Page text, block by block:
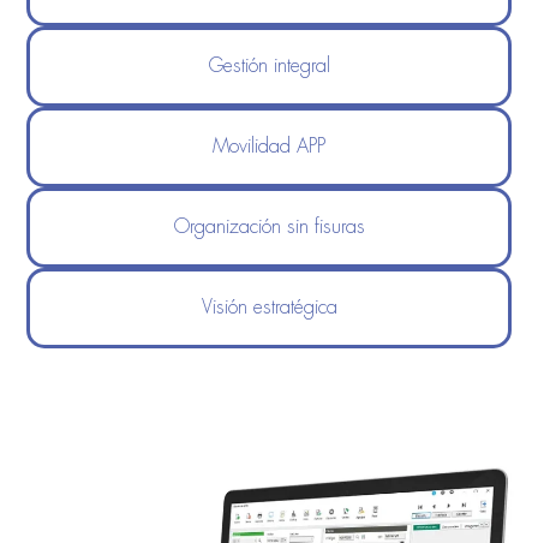
Gestión integral
Movilidad APP
Organización sin fisuras
Visión estratégica